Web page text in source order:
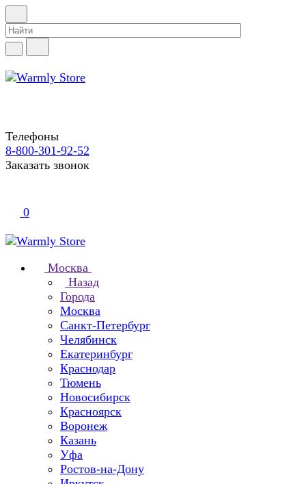
Телефоны
8-800-301-92-52
Заказать звонок
0
Москва
Назад
Города
Москва
Санкт-Петербург
Челябинск
Екатеринбург
Краснодар
Тюмень
Новосибирск
Красноярск
Воронеж
Казань
Уфа
Ростов-на-Дону